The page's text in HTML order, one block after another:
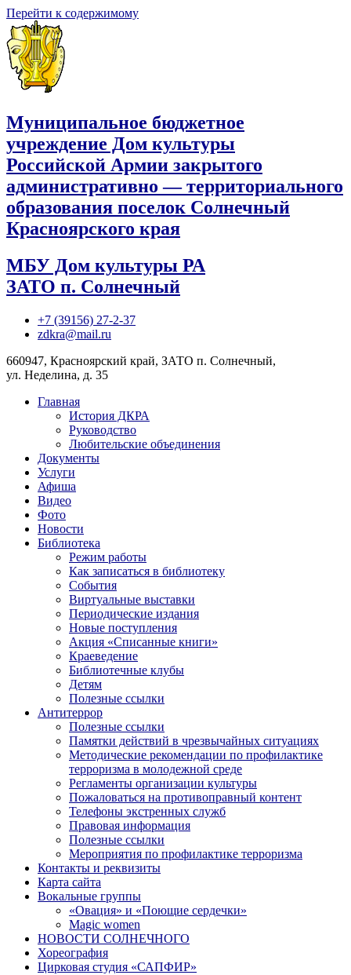
Перейти к содержимому
Муниципальное бюджетное
учреждение Дом культуры
Российской Армии закрытого
административно — территориального
образования поселок Солнечный
Красноярского края
МБУ Дом культуры РА
ЗАТО п. Солнечный
+7 (39156) 27-2-37
zdkra@mail.ru
660947, Красноярский край, ЗАТО п. Солнечный,
ул. Неделина, д. 35
Главная
История ДКРА
Руководство
Любительские объединения
Документы
Услуги
Афиша
Видео
Фото
Новости
Библиотека
Режим работы
Как записаться в библиотеку
События
Виртуальные выставки
Периодические издания
Новые поступления
Акция «Списанные книги»
Краеведение
Библиотечные клубы
Детям
Полезные ссылки
Антитеррор
Полезные ссылки
Памятки действий в чрезвычайных ситуациях
Методические рекомендации по профилактике
терроризма в молодежной среде
Регламенты организации культуры
Пожаловаться на противоправный контент
Телефоны экстренных служб
Правовая информация
Полезные ссылки
Мероприятия по профилактике терроризма
Контакты и реквизиты
Карта сайта
Вокальные группы
«Овация» и «Поющие сердечки»
Magic women
НОВОСТИ СОЛНЕЧНОГО
Хореография
Цирковая студия «САПФИР»